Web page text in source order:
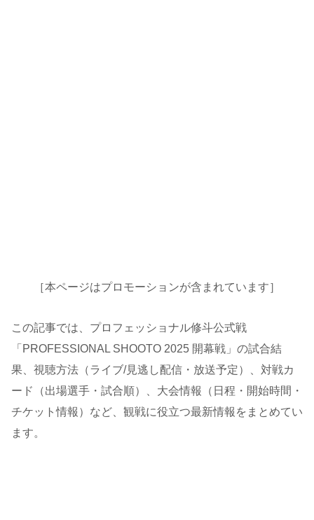
［本ページはプロモーションが含まれています］
この記事では、プロフェッショナル修斗公式戦
「PROFESSIONAL SHOOTO 2025 開幕戦」の試合結
果、視聴方法（ライブ/見逃し配信・放送予定）、対戦カ
ード（出場選手・試合順）、大会情報（日程・開始時間・
チケット情報）など、観戦に役立つ最新情報をまとめてい
ます。